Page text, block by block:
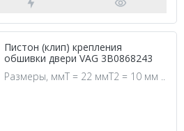
Пистон (клип) крепления
обшивки двери VAG 3B0868243
Размеры, ммT = 22 ммT2 = 10 мм ..